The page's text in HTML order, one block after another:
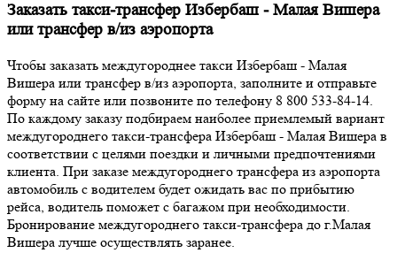
Заказать такси-трансфер Избербаш - Малая Вишера
или трансфер в/из аэропорта
Чтобы заказать междугороднее такси Избербаш - Малая
Вишера или трансфер в/из аэропорта, заполните и отправьте
форму на сайте или позвоните по телефону 8 800 533-84-14.
По каждому заказу подбираем наиболее приемлемый вариант
междугороднего такси-трансфера Избербаш - Малая Вишера в
соответствии с целями поездки и личными предпочтениями
клиента. При заказе междугороднего трансфера из аэропорта
автомобиль с водителем будет ожидать вас по прибытию
рейса, водитель поможет с багажом при необходимости.
Бронирование междугороднего такси-трансфера до г.Малая
Вишера лучше осуществлять заранее.